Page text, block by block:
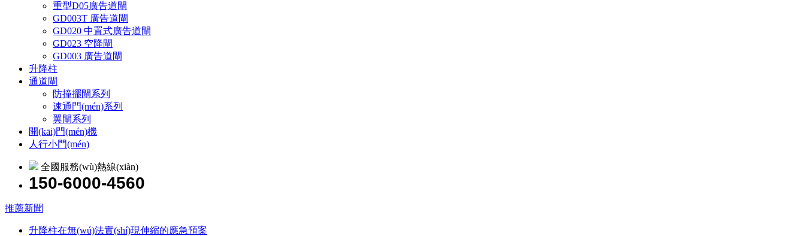
重型D05廣告道閘
GD003T 廣告道閘
GD020 中置式廣告道閘
GD023 空降閘
GD003 廣告道閘
升降柱
通道閘
防撞擺閘系列
速通門(mén)系列
翼閘系列
開(kāi)門(mén)機
人行小門(mén)
全國服務(wù)熱線(xiàn)
150-6000-4560
推薦新聞
升降柱在無(wú)法實(shí)現伸縮的應急預案